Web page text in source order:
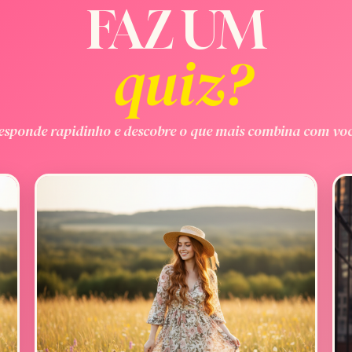
FAZ UM
quiz?
rapidinho e descobre o que mais combina com